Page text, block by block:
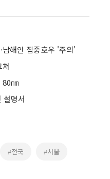
해안 집중호우 '주의'
80㎜
설명서
#전국 #서울